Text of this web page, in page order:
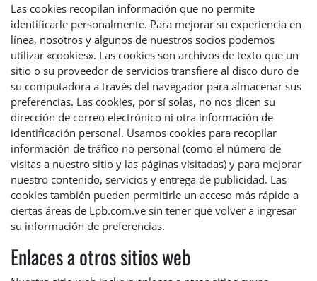
Las cookies recopilan información que no permite
identificarle personalmente. Para mejorar su experiencia en
línea, nosotros y algunos de nuestros socios podemos
utilizar «cookies». Las cookies son archivos de texto que un
sitio o su proveedor de servicios transfiere al disco duro de
su computadora a través del navegador para almacenar sus
preferencias. Las cookies, por sí solas, no nos dicen su
dirección de correo electrónico ni otra información de
identificación personal. Usamos cookies para recopilar
información de tráfico no personal (como el número de
visitas a nuestro sitio y las páginas visitadas) y para mejorar
nuestro contenido, servicios y entrega de publicidad. Las
cookies también pueden permitirle un acceso más rápido a
ciertas áreas de Lpb.com.ve sin tener que volver a ingresar
su información de preferencias.
Enlaces a otros sitios web